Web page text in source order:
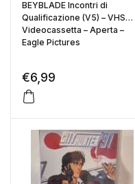
BEYBLADE Incontri di
Qualificazione (V5) – VHS
Videocassetta – Aperta –
Eagle Pictures
€6,99